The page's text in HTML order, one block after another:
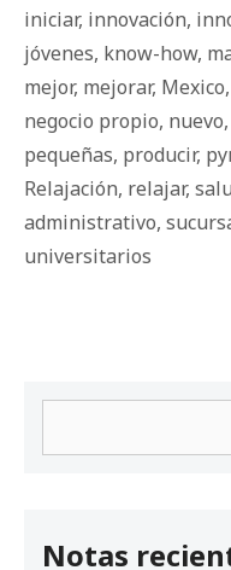
iniciar, innovación,
jóvenes, know-how,
mejor, mejorar, Mexico,
negocio propio, nuevo,
pequeñas, producir,
Relajación, relajar,
administrativo,
universitarios
Notas